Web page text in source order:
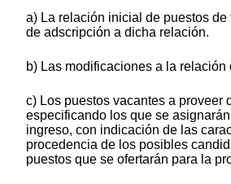
a) La relación inicial de puestos de
de adscripción a dicha relación.
b) Las modificaciones a la relación
c) Los puestos vacantes a proveer
especificando los que se
ingreso, con indicación de las
procedencia de los posibles
puestos que se ofertarán para la